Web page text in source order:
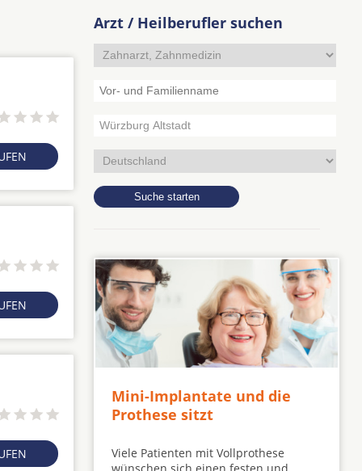
Arzt / Heilberufler suchen
Mini-Implantate und die
Prothese sitzt
Viele Patienten mit Vollprothese